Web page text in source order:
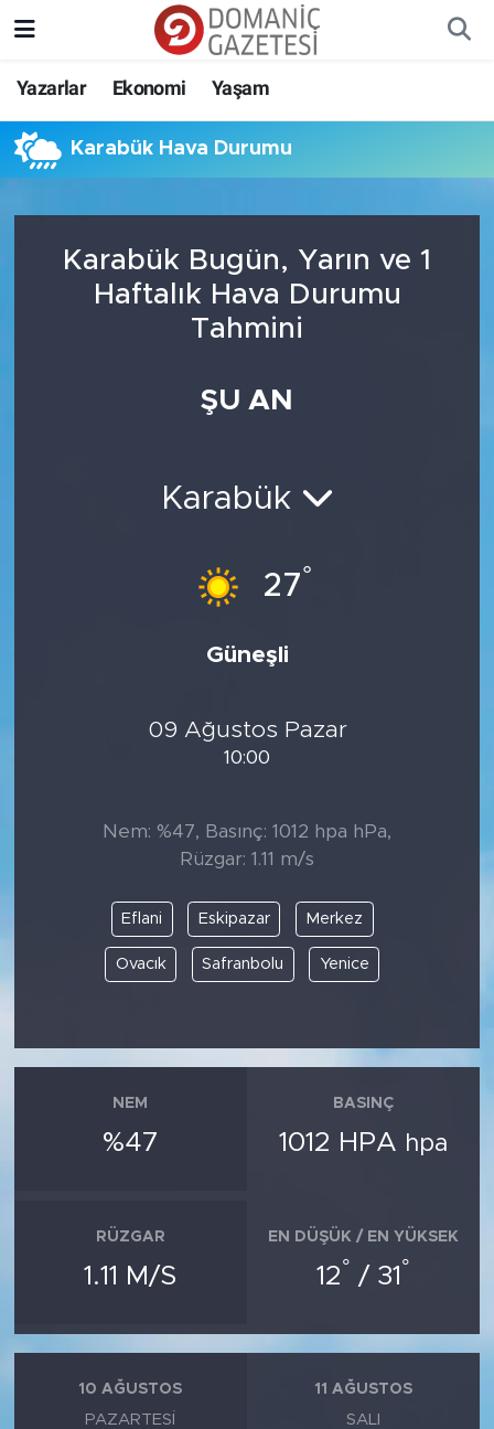
Yazarlar Ekonomi Yaşam
Karabük Hava Durumu
Karabük Bugün, Yarın ve 1
Haftalık Hava Durumu
Tahmini
ŞU AN
Karabük
27°
Güneşli
09 Ağustos Pazar
10:00
Nem: %47, Basınç: 1012 hpa hPa,
Rüzgar: 1.11 m/s
Eflani Eskipazar Merkez
Ovacık Safranbolu Yenice
NEM
%47
BASINÇ
1012 HPA hpa
RÜZGAR
1.11 M/S
EN DÜŞÜK / EN YÜKSEK
12° / 31 °
10 AĞUSTOS
PAZARTESI
11 AĞUSTOS
SALI